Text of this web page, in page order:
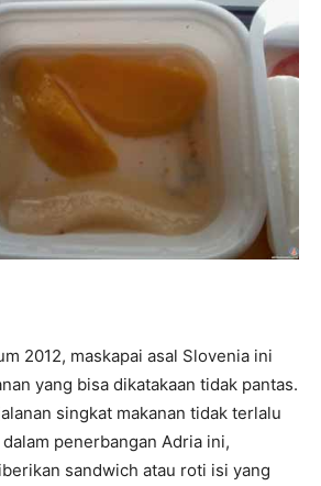
2012, maskapai asal Slovenia ini
yang bisa dikatakaan tidak pantas.
singkat makanan tidak terlalu
penerbangan Adria ini,
sandwich atau roti isi yang